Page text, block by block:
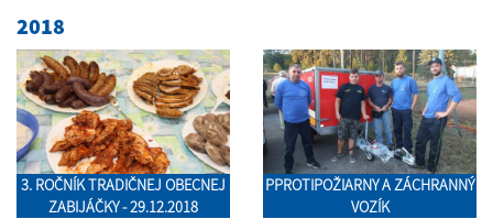
2018
3. ROČNÍK TRADIČNEJ OBECNEJ
ZABIJÁČKY - 29.12.2018
PPROTIPOŽIARNY A ZÁCHRANNÝ
VOZÍK